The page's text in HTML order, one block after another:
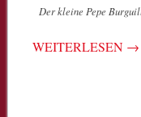
Der kleine Pepe
WEITERLESEN →